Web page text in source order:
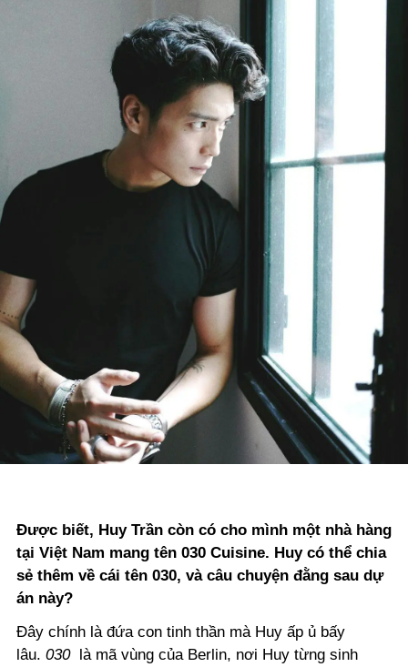
Được biết, Huy Trần còn có cho mình một nhà hàng
tại Việt Nam mang tên 030 Cuisine. Huy có thể chia
sẻ thêm về cái tên 030, và câu chuyện đằng sau dự
án này?
Đây chính là đứa con tinh thần mà Huy ấp ủ bấy
lâu. 030là mã vùng của Berlin, nơi Huy từng sinh